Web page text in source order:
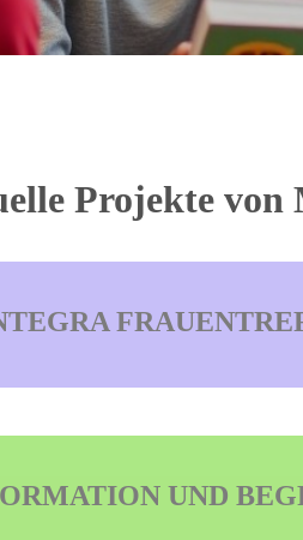
Projekte
UND